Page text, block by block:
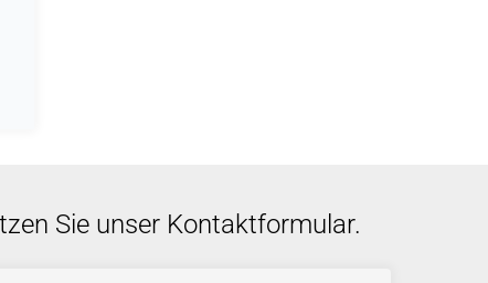
Sie unser Kontaktformular.